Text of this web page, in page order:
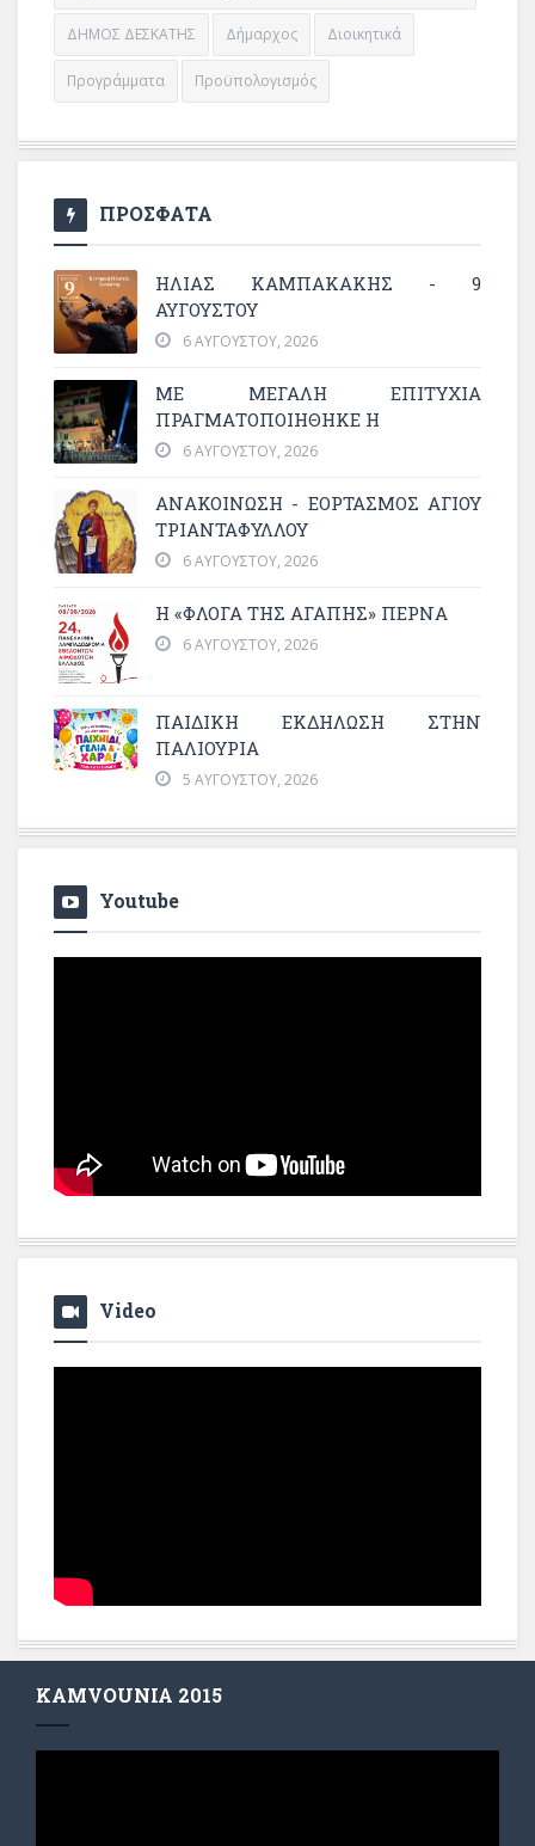
ΔΗΜΟΣ ΔΕΣΚΑΤΗΣ Δήμαρχος Διοικητικά
Προγράμματα Προϋπολογισμός
ΠΡΟΣΦΑΤΑ
ΗΛΙΑΣ ΚΑΜΠΑΚΑΚΗΣ - 9
ΑΥΓΟΥΣΤΟΥ
6 ΑΥΓΟΎΣΤΟΥ, 2026
ΜΕ ΜΕΓΆΛΗ ΕΠΙΤΥΧΊΑ
ΠΡΑΓΜΑΤΟΠΟΙΉΘΗΚΕ Η
6 ΑΥΓΟΎΣΤΟΥ, 2026
ΑΝΑΚΟΙΝΩΣΗ - ΕΟΡΤΑΣΜΟΣ ΑΓΙΟΥ
ΤΡΙΑΝΤΑΦΥΛΛΟΥ
6 ΑΥΓΟΎΣΤΟΥ, 2026
Η «ΦΛΌΓΑ ΤΗΣ ΑΓΆΠΗΣ» ΠΕΡΝΆ
6 ΑΥΓΟΎΣΤΟΥ, 2026
ΠΑΙΔΙΚΗ ΕΚΔΗΛΩΣΗ ΣΤΗΝ
ΠΑΛΙΟΥΡΙΑ
5 ΑΥΓΟΎΣΤΟΥ, 2026
Youtube
Video
KAMVOUNIA 2015